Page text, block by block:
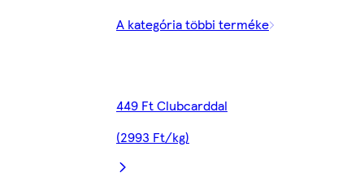
A kategória többi terméke
449 Ft Clubcarddal
(2993 Ft/kg)